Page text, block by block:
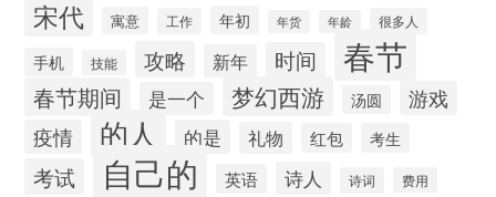
宋代 寓意 工作 年初 年货 年龄 很多人
手机 技能 攻略 新年 时间 春节
春节期间 是一个 梦幻西游 汤圆
游戏
疫情
的人 的是 礼物 红包 考生
考试 自己的 英语 诗人 诗词 费用